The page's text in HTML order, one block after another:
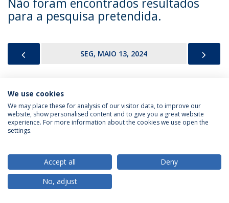
para a pesquisa pretendida.
SEG, MAIO 13, 2024
Política de Privacidade
Termos & Condições
Direitos do Titular dos Dados
© 2026 Universidade Católica Portuguesa
We use cookies
We may place these for analysis of our visitor data, to improve our
website, show personalised content and to give you a great website
experience. For more information about the cookies we use open the
settings.
Accept all
Deny
No, adjust